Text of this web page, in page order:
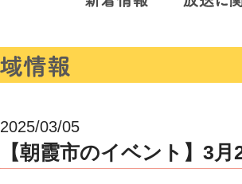
2025/03/05
【朝霞市のイベント】3